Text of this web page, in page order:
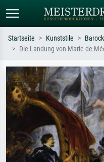
Suchen Sie nach Künstlern,
oder Stilen – z.B. Monet,
Sternennacht, Impressionismus,
Hokusai, Akt.
Startseite Kunststile Barock
Die Landung von Marie de